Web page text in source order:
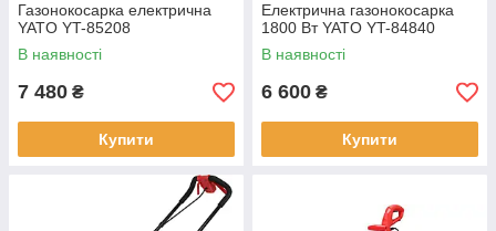
Газонокосарка електрична
YATO YT-85208
В наявності
7 480 ₴
Купити
Електрична газонокосарка
1800 Вт YATO YT-84840
В наявності
6 600 ₴
Купити